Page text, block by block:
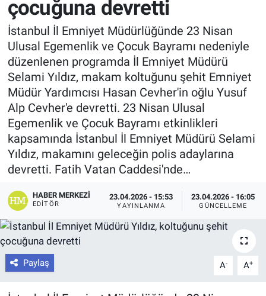
çocuğuna devretti
İstanbul İl Emniyet Müdürlüğünde 23 Nisan
Ulusal Egemenlik ve Çocuk Bayramı nedeniyle
düzenlenen programda İl Emniyet Müdürü
Selami Yıldız, makam koltuğunu şehit Emniyet
Müdür Yardımcısı Hasan Cevher'in oğlu Yusuf
Alp Cevher'e devretti. 23 Nisan Ulusal
Egemenlik ve Çocuk Bayramı etkinlikleri
kapsamında İstanbul İl Emniyet Müdürü Selami
Yıldız, makamını geleceğin polis adaylarına
devretti. Fatih Vatan Caddesi'nde…
HABER MERKEZI
EDITÖR
23.04.2026 - 15:53
YAYINLANMA
23.04.2026 - 16:05
GÜNCELLEME
Paylaş A- A+